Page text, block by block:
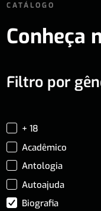
CATÁLOGO
Conheça
Filtro por
+ 18
Acadêmico
Antologia
Autoajuda
Biografia